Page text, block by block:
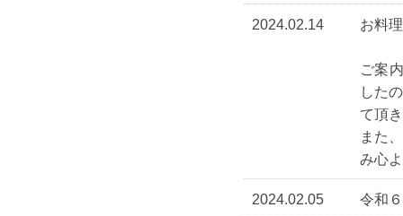
2024.02.14 お料
ご案
した
て頂
また
み心
2024.02.05 令和